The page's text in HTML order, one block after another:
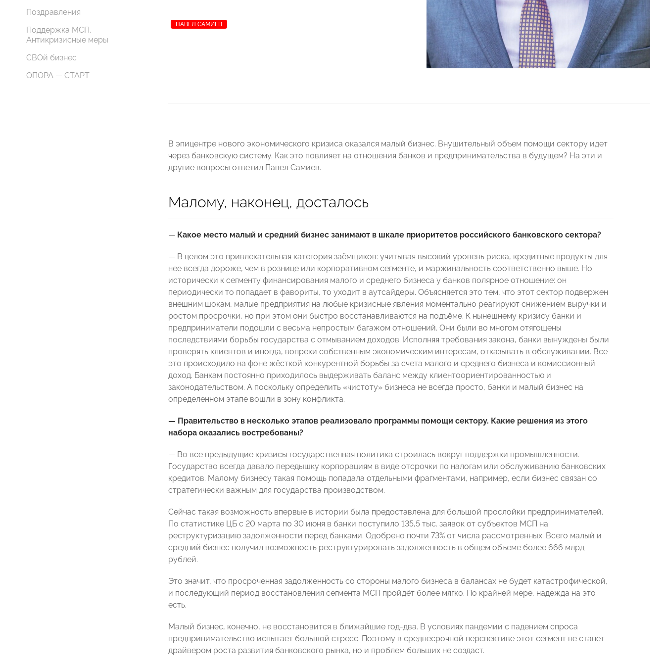
Поздравления
Поддержка МСП.
Антикризисные меры
СВОй бизнес
ОПОРА — СТАРТ
ПАВЕЛ САМИЕВ
В эпицентре нового экономического кризиса оказался малый бизнес. Внушительный объем помощи сектору идет
через банковскую систему. Как это повлияет на отношения банков и предпринимательства в будущем? На эти и
другие вопросы ответил Павел Самиев.
Малому, наконец, досталось
— Какое место малый и средний бизнес занимают в шкале приоритетов российского банковского сектора?
— В целом это привлекательная категория заёмщиков: учитывая высокий уровень риска, кредитные продукты для
нее всегда дороже, чем в рознице или корпоративном сегменте, и маржинальность соответственно выше. Но
исторически к сегменту финансирования малого и среднего бизнеса у банков полярное отношение: он
периодически то попадает в фавориты, то уходит в аутсайдеры. Объясняется это тем, что этот сектор подвержен
внешним шокам, малые предприятия на любые кризисные явления моментально реагируют снижением выручки и
ростом просрочки, но при этом они быстро восстанавливаются на подъёме. К нынешнему кризису банки и
предприниматели подошли с весьма непростым багажом отношений. Они были во многом отягощены
последствиями борьбы государства с отмыванием доходов. Исполняя требования закона, банки вынуждены были
проверять клиентов и иногда, вопреки собственным экономическим интересам, отказывать в обслуживании. Все
это происходило на фоне жёсткой конкурентной борьбы за счета малого и среднего бизнеса и комиссионный
доход. Банкам постоянно приходилось выдерживать баланс между клиентоориентированностью и
законодательством. А поскольку определить «чистоту» бизнеса не всегда просто, банки и малый бизнес на
определенном этапе вошли в зону конфликта.
— Правительство в несколько этапов реализовало программы помощи сектору. Какие решения из этого
набора оказались востребованы?
— Во все предыдущие кризисы государственная политика строилась вокруг поддержки промышленности.
Государство всегда давало передышку корпорациям в виде отсрочки по налогам или обслуживанию банковских
кредитов. Малому бизнесу такая помощь попадала отдельными фрагментами, например, если бизнес связан со
стратегически важным для государства производством.
Сейчас такая возможность впервые в истории была предоставлена для большой прослойки предпринимателей.
По статистике ЦБ с 20 марта по 30 июня в банки поступило 135,5 тыс. заявок от субъектов МСП на
реструктуризацию задолженности перед банками. Одобрено почти 73% от числа рассмотренных. Всего малый и
средний бизнес получил возможность реструктурировать задолженность в общем объеме более 666 млрд
рублей.
Это значит, что просроченная задолженность со стороны малого бизнеса в балансах не будет катастрофической,
и последующий период восстановления сегмента МСП пройдёт более мягко. По крайней мере, надежда на это
есть.
Малый бизнес, конечно, не восстановится в ближайшие год-два. В условиях пандемии с падением спроса
предпринимательство испытает большой стресс. Поэтому в среднесрочной перспективе этот сегмент не станет
драйвером роста развития банковского рынка, но и проблем больших не создаст.